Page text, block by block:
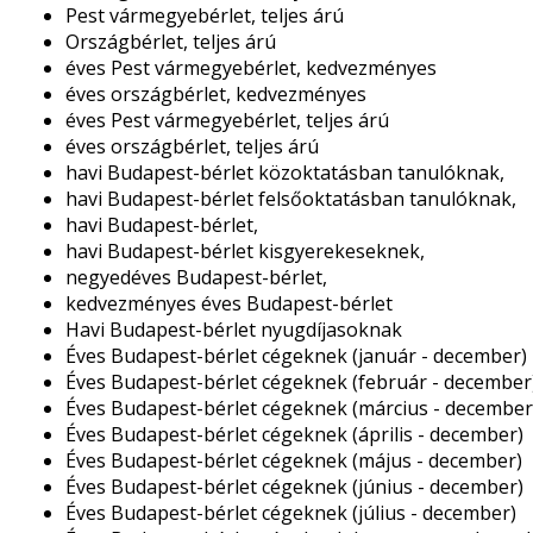
Pest vármegyebérlet, teljes árú
Országbérlet, teljes árú
éves Pest vármegyebérlet, kedvezményes
éves országbérlet, kedvezményes
éves Pest vármegyebérlet, teljes árú
éves országbérlet, teljes árú
havi Budapest-bérlet közoktatásban tanulóknak,
havi Budapest-bérlet felsőoktatásban tanulóknak,
havi Budapest-bérlet,
havi Budapest-bérlet kisgyerekeseknek,
negyedéves Budapest-bérlet,
kedvezményes éves Budapest-bérlet
Havi Budapest-bérlet nyugdíjasoknak
Éves Budapest-bérlet cégeknek (január - december)
Éves Budapest-bérlet cégeknek (február -
Éves Budapest-bérlet cégeknek (március -
Éves Budapest-bérlet cégeknek (április - december)
Éves Budapest-bérlet cégeknek (május - december)
Éves Budapest-bérlet cégeknek (június - december)
Éves Budapest-bérlet cégeknek (július - december)